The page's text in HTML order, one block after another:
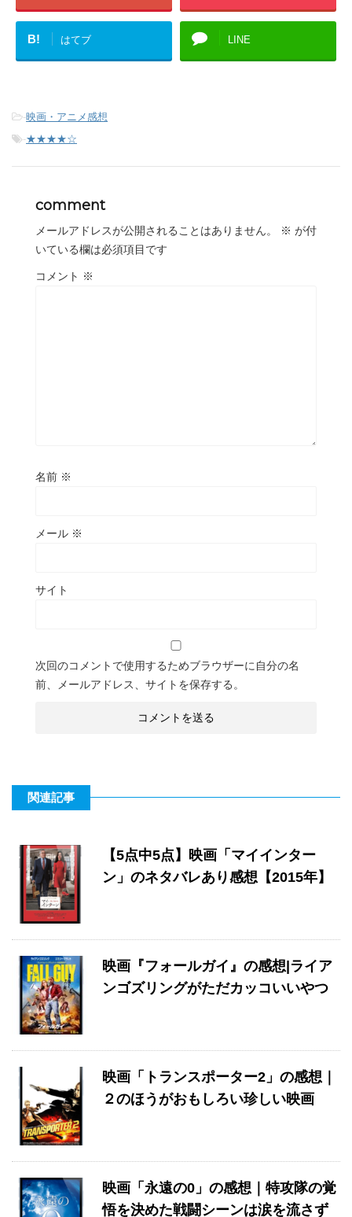
B! はてブ LINE
-映画・アニメ感想
-★★★★☆
comment
メールアドレスが公開されることはありません。 ※ が付
いている欄は必須項目です
コメント ※
名前 ※
メール ※
サイト
次回のコメントで使用するためブラウザーに自分の名
前、メールアドレス、サイトを保存する。
関連記事
【5点中5点】映画「マイインター
ン」のネタバレあり感想【2015年】
映画『フォールガイ』の感想|ライア
ンゴズリングがただカッコいいやつ
映画「トランスポーター2」の感想｜
２のほうがおもしろい珍しい映画
映画「永遠の0」の感想｜特攻隊の覚
悟を決めた戦闘シーンは涙を流さず